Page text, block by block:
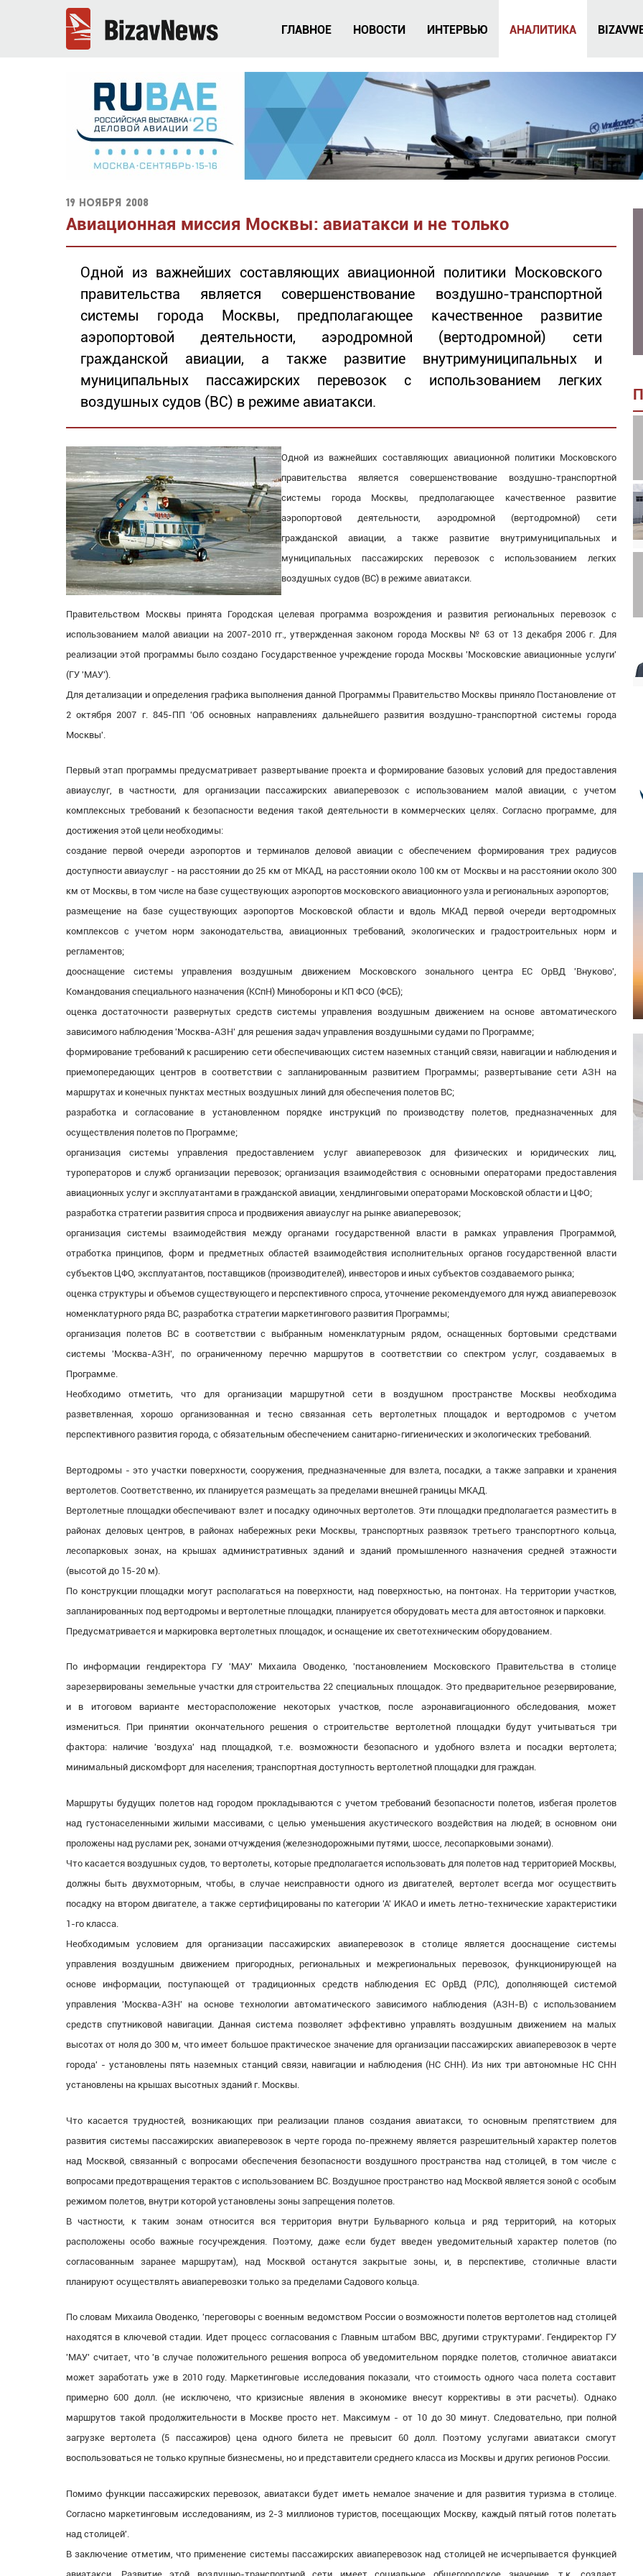
ГЛАВНОЕ НОВОСТИ ИНТЕРВЬЮ АНАЛИТИКА
19 ноября 2008
Авиационная миссия Москвы: авиатакси и не только
Одной из важнейших составляющих авиационной политики Московского
правительства является совершенствование воздушно-транспортной
системы города Москвы, предполагающее качественное развитие
аэропортовой деятельности, аэродромной (вертодромной) сети
гражданской авиации, а также развитие внутримуниципальных и
муниципальных пассажирских перевозок с использованием легких
воздушных судов (ВС) в режиме авиатакси.
Одной из важнейших составляющих авиационной политики Московского
правительства является совершенствование воздушно-транспортной
системы города Москвы, предполагающее качественное развитие
аэропортовой деятельности, аэродромной (вертодромной) сети
гражданской авиации, а также развитие внутримуниципальных и
муниципальных пассажирских перевозок с использованием легких
воздушных судов (ВС) в режиме авиатакси.
Правительством Москвы принята Городская целевая программа возрождения и развития региональных перевозок с
использованием малой авиации на 2007-2010 гг., утвержденная законом города Москвы № 63 от 13 декабря 2006 г. Для
реализации этой программы было создано Государственное учреждение города Москвы 'Московские авиационные услуги'
(ГУ 'МАУ').
Для детализации и определения графика выполнения данной Программы Правительство Москвы приняло Постановление от
2 октября 2007 г. 845-ПП 'Об основных направлениях дальнейшего развития воздушно-транспортной системы города
Москвы'.
Первый этап программы предусматривает развертывание проекта и формирование базовых условий для предоставления
авиауслуг, в частности, для организации пассажирских авиаперевозок с использованием малой авиации, с учетом
комплексных требований к безопасности ведения такой деятельности в коммерческих целях. Согласно программе, для
достижения этой цели необходимы:
создание первой очереди аэропортов и терминалов деловой авиации с обеспечением формирования трех радиусов
доступности авиауслуг - на расстоянии до 25 км от МКАД, на расстоянии около 100 км от Москвы и на расстоянии около 300
км от Москвы, в том числе на базе существующих аэропортов московского авиационного узла и региональных аэропортов;
размещение на базе существующих аэропортов Московской области и вдоль МКАД первой очереди вертодромных
комплексов с учетом норм законодательства, авиационных требований, экологических и градостроительных норм и
регламентов;
дооснащение системы управления воздушным движением Московского зонального центра ЕС ОрВД 'Внуково',
Командования специального назначения (КСпН) Минобороны и КП ФСО (ФСБ);
оценка достаточности развернутых средств системы управления воздушным движением на основе автоматического
зависимого наблюдения 'Москва-АЗН' для решения задач управления воздушными судами по Программе;
формирование требований к расширению сети обеспечивающих систем наземных станций связи, навигации и наблюдения и
приемопередающих центров в соответствии с запланированным развитием Программы; развертывание сети АЗН на
маршрутах и конечных пунктах местных воздушных линий для обеспечения полетов ВС;
разработка и согласование в установленном порядке инструкций по производству полетов, предназначенных для
осуществления полетов по Программе;
организация системы управления предоставлением услуг авиаперевозок для физических и юридических лиц,
туроператоров и служб организации перевозок; организация взаимодействия с основными операторами предоставления
авиационных услуг и эксплуатантами в гражданской авиации, хендлинговыми операторами Московской области и ЦФО;
разработка стратегии развития спроса и продвижения авиауслуг на рынке авиаперевозок;
организация системы взаимодействия между органами государственной власти в рамках управления Программой,
отработка принципов, форм и предметных областей взаимодействия исполнительных органов государственной власти
субъектов ЦФО, эксплуатантов, поставщиков (производителей), инвесторов и иных субъектов создаваемого рынка;
оценка структуры и объемов существующего и перспективного спроса, уточнение рекомендуемого для нужд авиаперевозок
номенклатурного ряда ВС, разработка стратегии маркетингового развития Программы;
организация полетов ВС в соответствии с выбранным номенклатурным рядом, оснащенных бортовыми средствами
системы 'Москва-АЗН', по ограниченному перечню маршрутов в соответствии со спектром услуг, создаваемых в
Программе.
Необходимо отметить, что для организации маршрутной сети в воздушном пространстве Москвы необходима
разветвленная, хорошо организованная и тесно связанная сеть вертолетных площадок и вертодромов с учетом
перспективного развития города, с обязательным обеспечением санитарно-гигиенических и экологических требований.
Вертодромы - это участки поверхности, сооружения, предназначенные для взлета, посадки, а также заправки и хранения
вертолетов. Соответственно, их планируется размещать за пределами внешней границы МКАД.
Вертолетные площадки обеспечивают взлет и посадку одиночных вертолетов. Эти площадки предполагается разместить в
районах деловых центров, в районах набережных реки Москвы, транспортных развязок третьего транспортного кольца,
лесопарковых зонах, на крышах административных зданий и зданий промышленного назначения средней этажности
(высотой до 15-20 м).
По конструкции площадки могут располагаться на поверхности, над поверхностью, на понтонах. На территории участков,
запланированных под вертодромы и вертолетные площадки, планируется оборудовать места для автостоянок и парковки.
Предусматривается и маркировка вертолетных площадок, и оснащение их светотехническим оборудованием.
По информации гендиректора ГУ 'МАУ' Михаила Оводенко, 'постановлением Московского Правительства в столице
зарезервированы земельные участки для строительства 22 специальных площадок. Это предварительное резервирование,
и в итоговом варианте месторасположение некоторых участков, после аэронавигационного обследования, может
измениться. При принятии окончательного решения о строительстве вертолетной площадки будут учитываться три
фактора: наличие 'воздуха' над площадкой, т.е. возможности безопасного и удобного взлета и посадки вертолета;
минимальный дискомфорт для населения; транспортная доступность вертолетной площадки для граждан.
Маршруты будущих полетов над городом прокладываются с учетом требований безопасности полетов, избегая пролетов
над густонаселенными жилыми массивами, с целью уменьшения акустического воздействия на людей; в основном они
проложены над руслами рек, зонами отчуждения (железнодорожными путями, шоссе, лесопарковыми зонами).
Что касается воздушных судов, то вертолеты, которые предполагается использовать для полетов над территорией Москвы,
должны быть двухмоторным, чтобы, в случае неисправности одного из двигателей, вертолет всегда мог осуществить
посадку на втором двигателе, а также сертифицированы по категории 'А' ИКАО и иметь летно-технические характеристики
1-го класса.
Необходимым условием для организации пассажирских авиаперевозок в столице является дооснащение системы
управления воздушным движением пригородных, региональных и межрегиональных перевозок, функционирующей на
основе информации, поступающей от традиционных средств наблюдения ЕС ОрВД (РЛС), дополняющей системой
управления 'Москва-АЗН' на основе технологии автоматического зависимого наблюдения (АЗН-В) с использованием
средств спутниковой навигации. Данная система позволяет эффективно управлять воздушным движением на малых
высотах от ноля до 300 м, что имеет большое практическое значение для организации пассажирских авиаперевозок в черте
города' - установлены пять наземных станций связи, навигации и наблюдения (НС СНН). Из них три автономные НС СНН
установлены на крышах высотных зданий г. Москвы.
Что касается трудностей, возникающих при реализации планов создания авиатакси, то основным препятствием для
развития системы пассажирских авиаперевозок в черте города по-прежнему является разрешительный характер полетов
над Москвой, связанный с вопросами обеспечения безопасности воздушного пространства над столицей, в том числе с
вопросами предотвращения терактов с использованием ВС. Воздушное пространство над Москвой является зоной с особым
режимом полетов, внутри которой установлены зоны запрещения полетов.
В частности, к таким зонам относится вся территория внутри Бульварного кольца и ряд территорий, на которых
расположены особо важные госучреждения. Поэтому, даже если будет введен уведомительный характер полетов (по
согласованным заранее маршрутам), над Москвой останутся закрытые зоны, и, в перспективе, столичные власти
планируют осуществлять авиаперевозки только за пределами Садового кольца.
По словам Михаила Оводенко, 'переговоры с военным ведомством России о возможности полетов вертолетов над столицей
находятся в ключевой стадии. Идет процесс согласования с Главным штабом ВВС, другими структурами'. Гендиректор ГУ
'МАУ' считает, что 'в случае положительного решения вопроса об уведомительном порядке полетов, столичное авиатакси
может заработать уже в 2010 году. Маркетинговые исследования показали, что стоимость одного часа полета составит
примерно 600 долл. (не исключено, что кризисные явления в экономике внесут коррективы в эти расчеты). Однако
маршрутов такой продолжительности в Москве просто нет. Максимум - от 10 до 30 минут. Следовательно, при полной
загрузке вертолета (5 пассажиров) цена одного билета не превысит 60 долл. Поэтому услугами авиатакси смогут
воспользоваться не только крупные бизнесмены, но и представители среднего класса из Москвы и других регионов России.
Помимо функции пассажирских перевозок, авиатакси будет иметь немалое значение и для развития туризма в столице.
Согласно маркетинговым исследованиям, из 2-3 миллионов туристов, посещающих Москву, каждый пятый готов полетать
над столицей'.
В заключение отметим, что применение системы пассажирских авиаперевозок над столицей не исчерпывается функцией